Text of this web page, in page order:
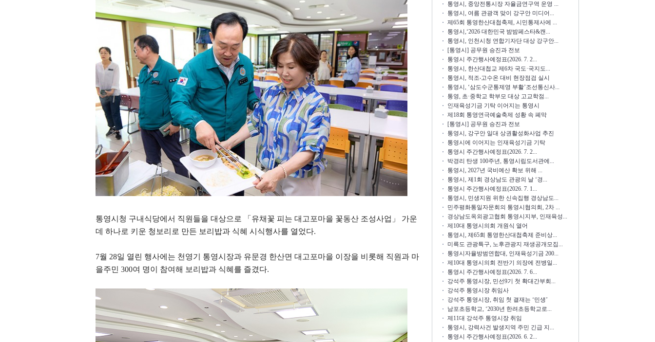
통영시청 구내식당에서 직원들을 대상으로 「 유채꽃 피는 대고포마을 꽃동산 조성사업 」 가운
데 하나로 키운 청보리로 만든 보리밥과 식혜 시식행사를 열었다.
7월 28일 열린 행사에는 천영기 통영시장과 유문경 한산면 대고포마을 이장을 비롯해 직원과 마
을주민 300여 명이 참여해 보리밥과 식혜를 즐겼다.
통영시, 중앙전통시장 자율금연구역 운영 ...
통영시, 여름 관광객 맞이 강구안 미디어...
제65회 통영한산대첩축제, 시민통제사에 ...
통영시,‘2026 대한민국 밤밤페스타&캔...
통영시, 인천시청 연합기자단 대상 강구안...
[통영시] 공무원 승진과 전보
통영시 주간행사예정표(2026. 7. 2...
통영시, 한산대첩교 제6차 국도·국지도...
통영시, 적조‧고수온 대비 현장점검 실시
통영시, ‘삼도수군통제영 부활’조선통신사...
통영, 초·중학교 학부모 대상 고교학점...
인재육성기금 기탁 이어지는 통영시
제18회 통영연극예술축제 성황 속 폐막
[통영시] 공무원 승진과 전보
통영시, 강구안 일대 상권활성화사업 추진
통영시에 이어지는 인재육성기금 기탁
통영시 주간행사예정표(2026. 7. 2...
박경리 탄생 100주년, 통영시립도서관에...
통영시, 2027년 국비예산 확보 위해 ...
통영시, 제1회 경상남도 관광의 날 ‘경...
통영시 주간행사예정표(2026. 7. 1...
통영시, 민생지원 위한 신속집행 경상남도...
민주평화통일자문회의 통영시협의회, 2차 ...
경상남도옥외광고협회 통영시지부, 인재육성...
제10대 통영시의회 개원식 열어
통영시, 제65회 통영한산대첩축제 준비상...
미륵도 관광특구, 노후관광지 재생공개모집...
통영시자율방범연합대, 인재육성기금 200...
제10대 통영시의회 전반기 의장에 전병일...
통영시 주간행사예정표(2026. 7. 6...
강석주 통영시장, 민선9기 첫 확대간부회...
강석주 통영시장 취임사
강석주 통영시장, 취임 첫 결재는 ‘민생’
남포초등학교, ‘2030년 한려초등학교로...
제11대 강석주 통영시장 취임
통영시, 강력사건 발생지역 주민 긴급 지...
통영시 주간행사예정표(2026. 6. 2...